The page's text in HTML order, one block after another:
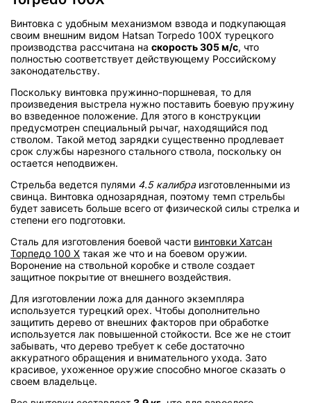
Винтовка с удобным механизмом взвода и подкупающая
своим внешним видом Hatsan Torpedo 100Х турецкого
производства рассчитана на скорость 305 м/с, что
полностью соответствует действующему Российскому
законодательству.
Поскольку винтовка пружинно-поршневая, то для
произведения выстрела нужно поставить боевую пружину
во взведенное положение. Для этого в конструкции
предусмотрен специальный рычаг, находящийся под
стволом. Такой метод зарядки существенно продлевает
срок службы нарезного стального ствола, поскольку он
остается неподвижен.
Стрельба ведется пулями 4.5 калибраизготовленными из
свинца. Винтовка однозарядная, поэтому темп стрельбы
будет зависеть больше всего от физической силы стрелка и
степени его подготовки.
Сталь для изготовления боевой части винтовки Хатсан
Торпедо 100 Х такая же что и на боевом оружии.
Воронение на ствольной коробке и стволе создает
защитное покрытие от внешнего воздействия.
Для изготовлении ложа для данного экземпляра
используется турецкий орех. Чтобы дополнительно
защитить дерево от внешних факторов при обработке
используется лак повышенной стойкости. Все же не стоит
забывать, что дерево требует к себе достаточно
аккуратного обращения и внимательного ухода. Зато
красивое, ухоженное оружие способно многое сказать о
своем владельце.